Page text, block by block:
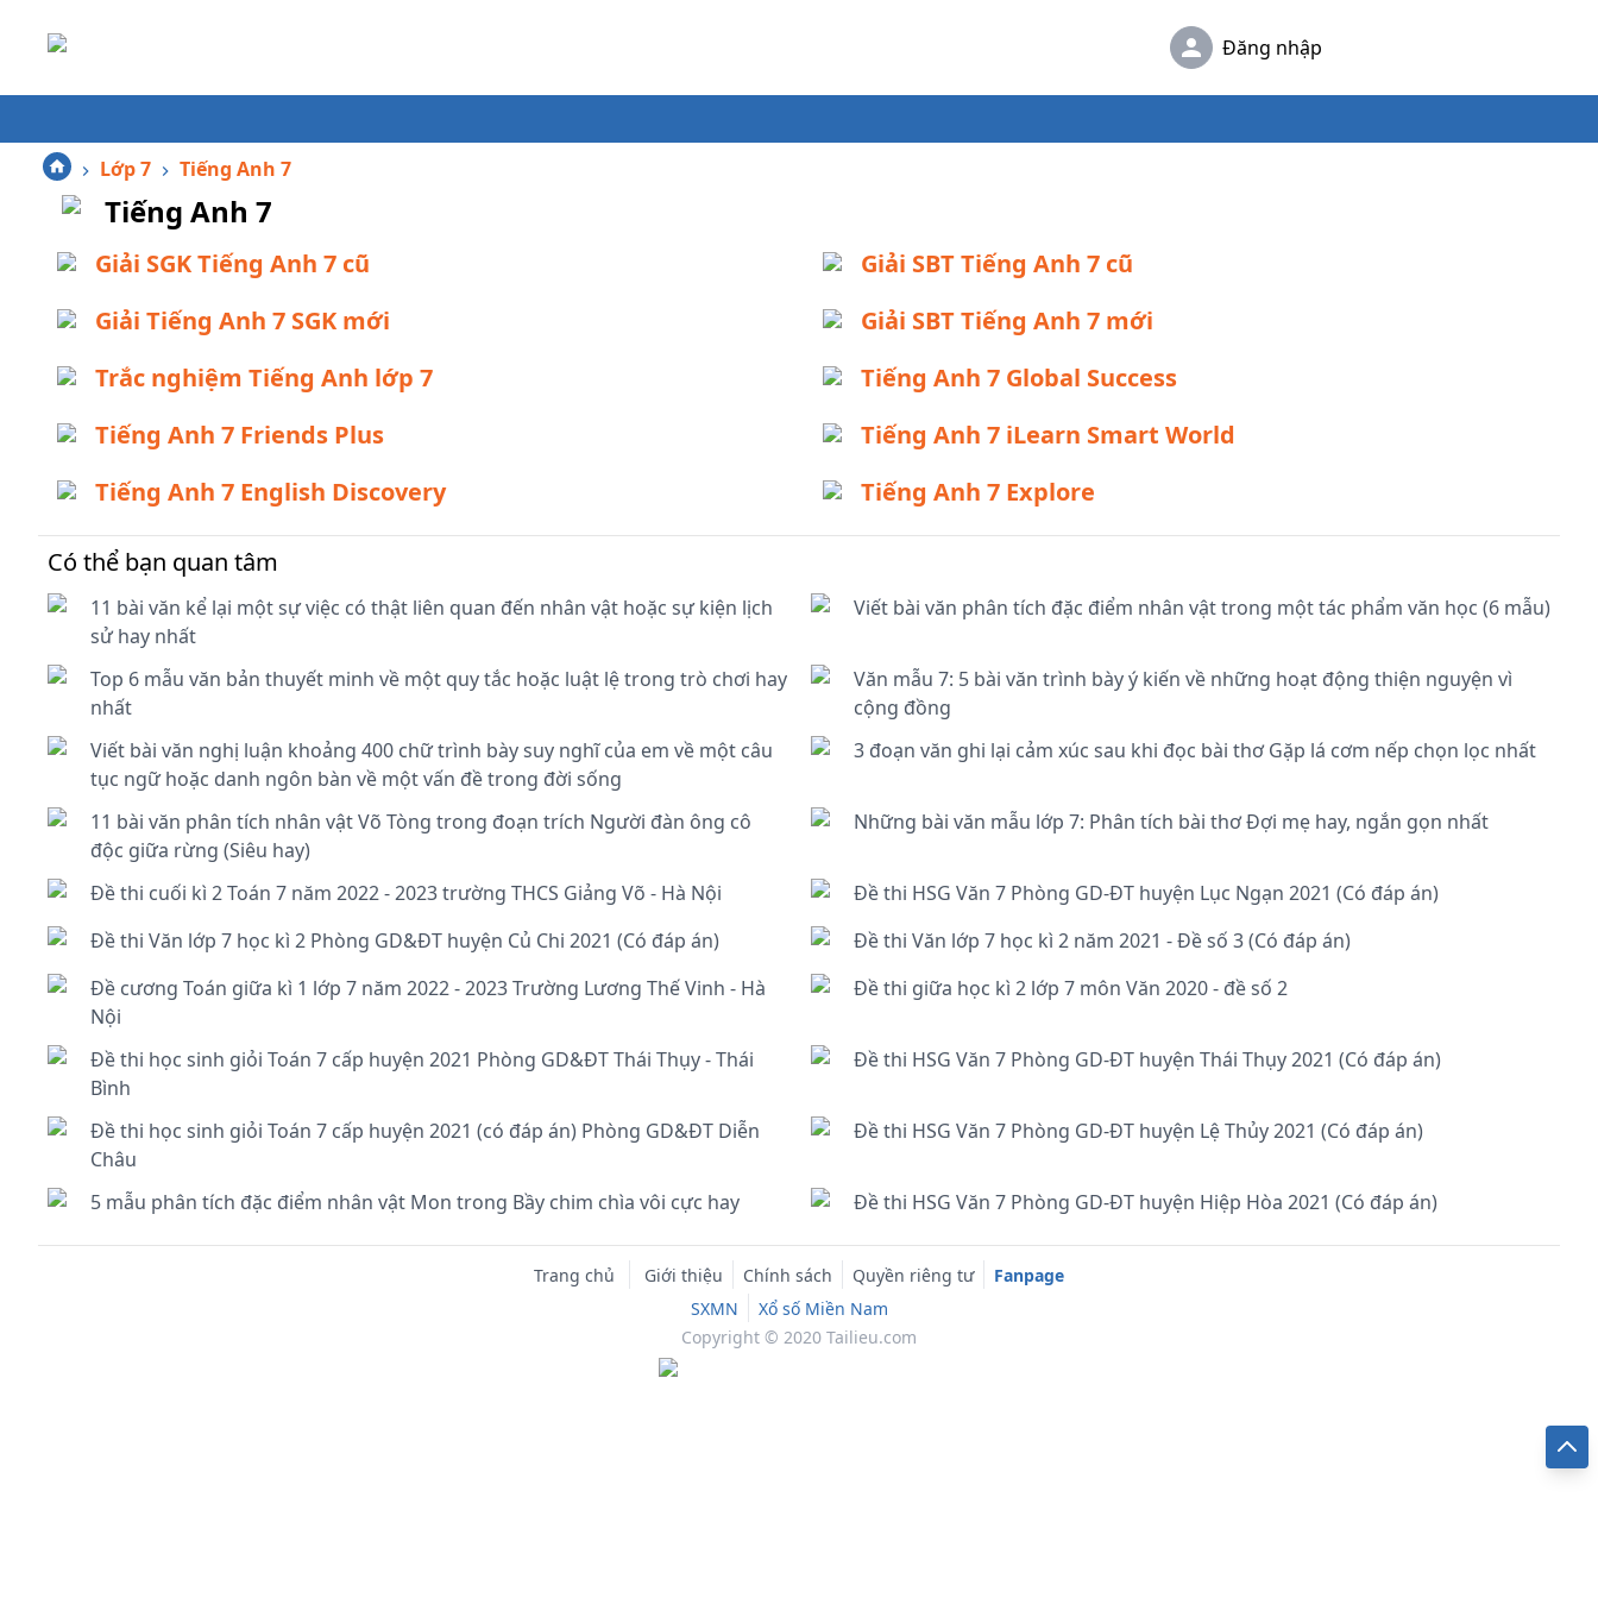
Đăng nhập
Lớp 7 Tiếng Anh 7
Tiếng Anh 7
Giải SGK Tiếng Anh 7 cũ
Giải SBT Tiếng Anh 7 cũ
Giải Tiếng Anh 7 SGK mới
Giải SBT Tiếng Anh 7 mới
Trắc nghiệm Tiếng Anh lớp 7
Tiếng Anh 7 Global Success
Tiếng Anh 7 Friends Plus
Tiếng Anh 7 iLearn Smart World
Tiếng Anh 7 English Discovery
Tiếng Anh 7 Explore
Có thể bạn quan tâm
11 bài văn kể lại một sự việc có thật liên quan đến nhân vật hoặc sự kiện lịch
sử hay nhất
Viết bài văn phân tích đặc điểm nhân vật trong một tác phẩm văn học (6 mẫu)
Top 6 mẫu văn bản thuyết minh về một quy tắc hoặc luật lệ trong trò chơi hay
nhất
Văn mẫu 7: 5 bài văn trình bày ý kiến về những hoạt động thiện nguyện vì
cộng đồng
Viết bài văn nghị luận khoảng 400 chữ trình bày suy nghĩ của em về một câu
tục ngữ hoặc danh ngôn bàn về một vấn đề trong đời sống
3 đoạn văn ghi lại cảm xúc sau khi đọc bài thơ Gặp lá cơm nếp chọn lọc nhất
11 bài văn phân tích nhân vật Võ Tòng trong đoạn trích Người đàn ông cô
độc giữa rừng (Siêu hay)
Những bài văn mẫu lớp 7: Phân tích bài thơ Đợi mẹ hay, ngắn gọn nhất
Đề thi cuối kì 2 Toán 7 năm 2022 - 2023 trường THCS Giảng Võ - Hà Nội
Đề thi HSG Văn 7 Phòng GD-ĐT huyện Lục Ngạn 2021 (Có đáp án)
Đề thi Văn lớp 7 học kì 2 Phòng GD&ĐT huyện Củ Chi 2021 (Có đáp án)
Đề thi Văn lớp 7 học kì 2 năm 2021 - Đề số 3 (Có đáp án)
Đề cương Toán giữa kì 1 lớp 7 năm 2022 - 2023 Trường Lương Thế Vinh - Hà
Nội
Đề thi giữa học kì 2 lớp 7 môn Văn 2020 - đề số 2
Đề thi học sinh giỏi Toán 7 cấp huyện 2021 Phòng GD&ĐT Thái Thụy - Thái
Bình
Đề thi HSG Văn 7 Phòng GD-ĐT huyện Thái Thụy 2021 (Có đáp án)
Đề thi học sinh giỏi Toán 7 cấp huyện 2021 (có đáp án) Phòng GD&ĐT Diễn
Châu
Đề thi HSG Văn 7 Phòng GD-ĐT huyện Lệ Thủy 2021 (Có đáp án)
5 mẫu phân tích đặc điểm nhân vật Mon trong Bầy chim chìa vôi cực hay Đề thi HSG Văn 7 Phòng GD-ĐT huyện Hiệp Hòa 2021 (Có đáp án)
Trang chủ Giới thiệu Chính sách Quyền riêng tư
Fanpage
SXMN
Xổ số Miền Nam
Copyright © 2020 Tailieu.com